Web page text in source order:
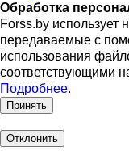
Обработка
Forss.by
передаваемые с
использования
соответствующими
Подробнее.
Принять
Отклонить